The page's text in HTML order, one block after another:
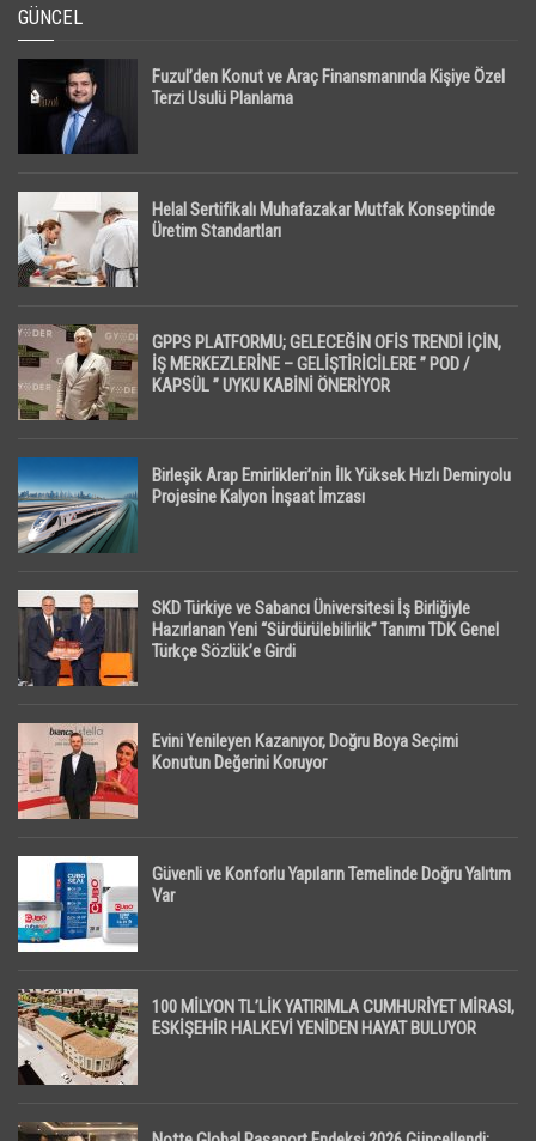
GÜNCEL
Fuzul’den Konut ve Araç Finansmanında Kişiye Özel
Terzi Usulü Planlama
Helal Sertifikalı Muhafazakar Mutfak Konseptinde
Üretim Standartları
GPPS PLATFORMU; GELECEĞİN OFİS TRENDİ İÇİN,
İŞ MERKEZLERİNE – GELİŞTİRİCİLERE ” POD /
KAPSÜL ” UYKU KABİNİ ÖNERİYOR
Birleşik Arap Emirlikleri’nin İlk Yüksek Hızlı Demiryolu
Projesine Kalyon İnşaat İmzası
SKD Türkiye ve Sabancı Üniversitesi İş Birliğiyle
Hazırlanan Yeni “Sürdürülebilirlik” Tanımı TDK Genel
Türkçe Sözlük’e Girdi
Evini Yenileyen Kazanıyor, Doğru Boya Seçimi
Konutun Değerini Koruyor
Güvenli ve Konforlu Yapıların Temelinde Doğru Yalıtım
Var
100 MİLYON TL’LİK YATIRIMLA CUMHURİYET MİRASI,
ESKİŞEHİR HALKEVİ YENİDEN HAYAT BULUYOR